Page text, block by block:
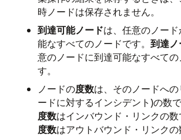
時ノードは保存されません。
到達可能ノードは、任意のノー
能なすべてのノードです。 到達ノ
意のノードに到達可能なすべて
す。
ノードの度数は、そのノードへの
ードに対するインシデント)の数で
度数はインバウンド・リンクの数
度数はアウトバウンド・リンクの